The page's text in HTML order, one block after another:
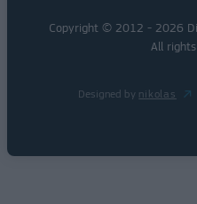
Copyright © 2012 - 2026
All
Designed by nikolas